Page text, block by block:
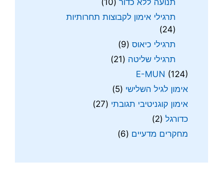
תנועה ללא כדור (10)
תרגילי אימון לקבוצות תחרותיות
(24)
תרגילי כיאוס (9)
תרגילי שליטה (21)
E-MUN (124)
אימון לגיל השלישי (5)
אימון קוגניטיבי תגובתי (27)
כדורגל (2)
מחקרים מדעיים (6)